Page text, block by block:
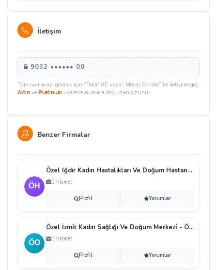
İletişim
9032 •••••• 00
Tam numarayı görmek için “Teklif Al” veya “Mesaj Gönder” ile iletişime geç.
Altın ve Platinum üyelerde numara doğrudan görünür.
Benzer Firmalar
Özel Iğdır Kadın Hastalıkları Ve Doğum Hastanesi̇
1 hizmet
Profil Yorumlar
Özel İzmi̇t Kadın Sağlığı Ve Doğum Merkezi̇ - Özel O
1 hizmet
Profil Yorumlar